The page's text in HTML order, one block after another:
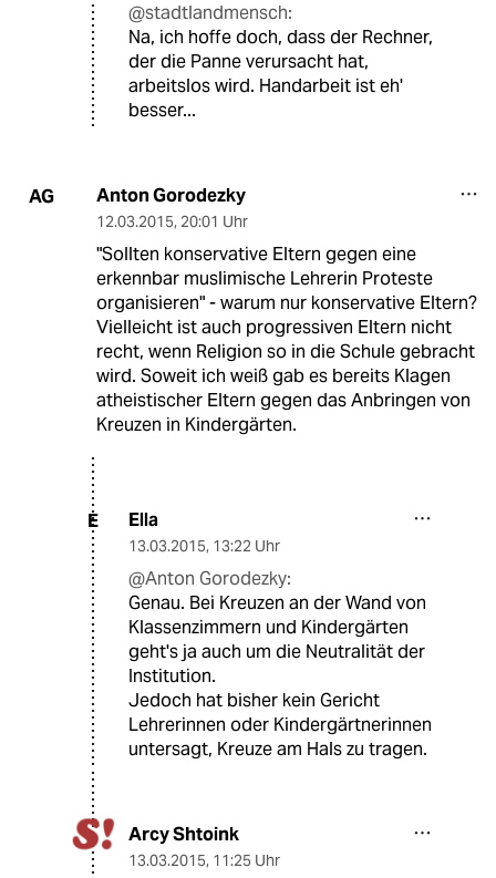
@stadtlandmensch:
Na, ich hoffe doch, dass der Rechner,
der die Panne verursacht hat,
arbeitslos wird. Handarbeit ist eh'
besser...
AG Anton Gorodezky
12.03.2015, 20:01 Uhr
"Sollten konservative Eltern gegen eine
erkennbar muslimische Lehrerin Proteste
organisieren" - warum nur konservative Eltern?
Vielleicht ist auch progressiven Eltern nicht
recht, wenn Religion so in die Schule gebracht
wird. Soweit ich weiß gab es bereits Klagen
atheistischer Eltern gegen das Anbringen von
Kreuzen in Kindergärten.
E Ella
13.03.2015, 13:22 Uhr
@Anton Gorodezky:
Genau. Bei Kreuzen an der Wand von
Klassenzimmern und Kindergärten
geht's ja auch um die Neutralität der
Institution.
Jedoch hat bisher kein Gericht
Lehrerinnen oder Kindergärtnerinnen
untersagt, Kreuze am Hals zu tragen.
Arcy Shtoink
13.03.2015, 11:25 Uhr